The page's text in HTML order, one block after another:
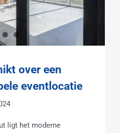
over een
eventlocatie
ligt het moderne